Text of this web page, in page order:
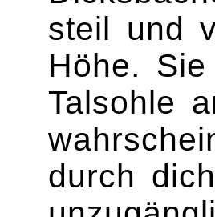
steil und
Höhe.
Talsohle
durch